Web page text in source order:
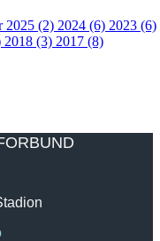
2025 (2) 2024 (6) 2023 (6)
2018 (3) 2017 (8)